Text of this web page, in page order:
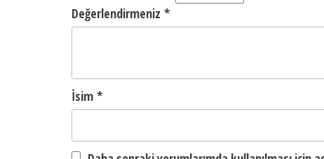
Değerlendirmeniz *
İsim *